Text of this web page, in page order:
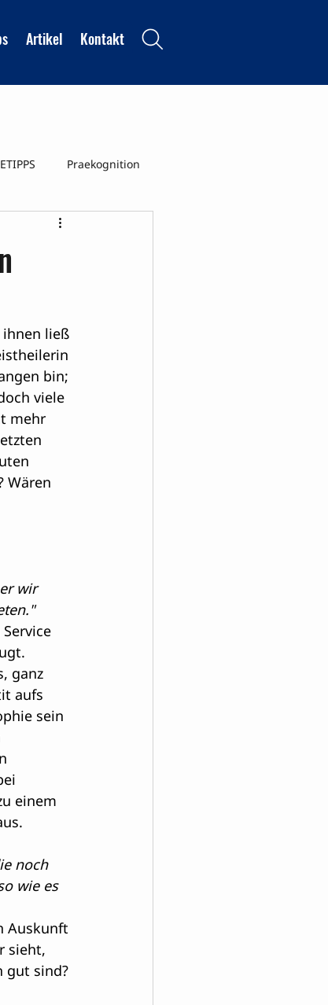
Artikel Kontakt
Praekognition
ihnen ließ
bin;
viele
mehr
Wären
wir
ganz
aufs
sein
einem
noch
wie es
Auskunft
sieht,
gut sind?